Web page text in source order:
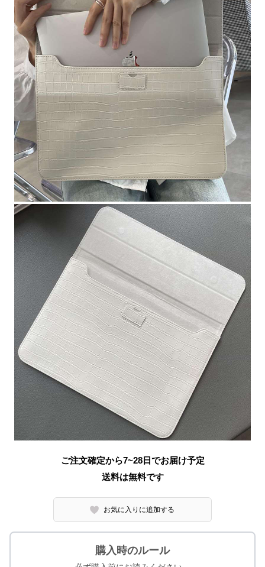
ご注文確定から7~28日でお届け予定
送料は無料です
お気に入りに追加する
購入時のルール